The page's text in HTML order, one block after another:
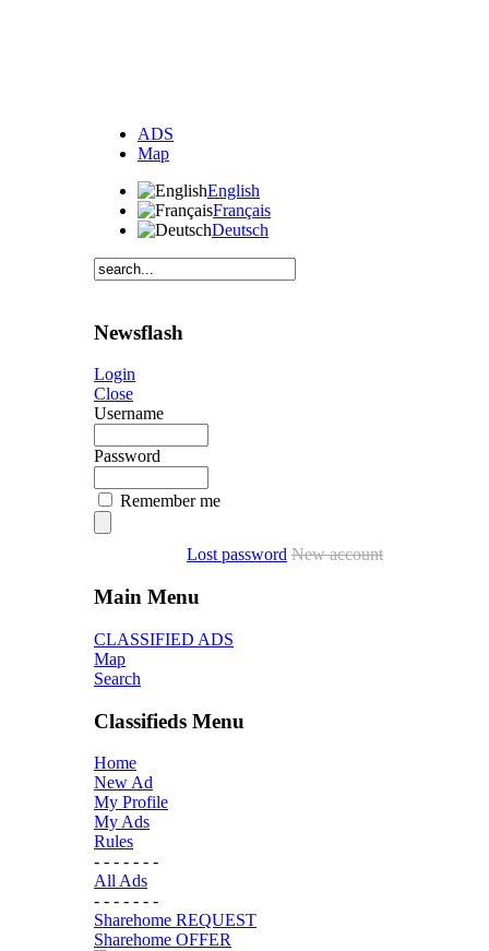
ADS
Map
English
Français
Deutsch
Newsflash
Login
Close
Username
Password
Remember me
Lost password New account
Main Menu
CLASSIFIED ADS
Map
Search
Classifieds Menu
Home
New Ad
My Profile
My Ads
Rules
- - - - - - -
All Ads
- - - - - - -
Sharehome REQUEST
Sharehome OFFER